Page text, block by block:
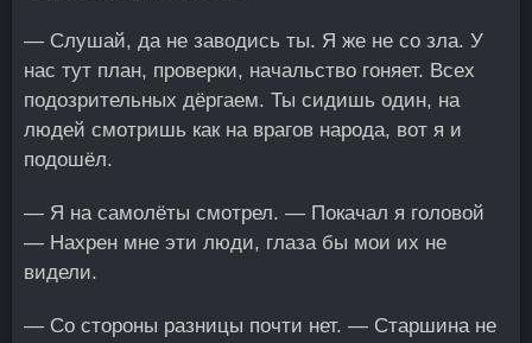
— Слушай, да не заводись ты. Я же не со зла. У
нас тут план, проверки, начальство гоняет. Всех
подозрительных дёргаем. Ты сидишь один, на
людей смотришь как на врагов народа, вот я и
подошёл.
— Я на самолёты смотрел. — Покачал я головой
— Нахрен мне эти люди, глаза бы мои их не
видели.
— Со стороны разницы почти нет. — Старшина не